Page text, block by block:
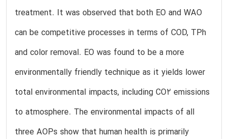
treatment. It was observed that both EO and WAO
can be competitive processes in terms of COD, TPh
and color removal. EO was found to be a more
environmentally friendly technique as it yields lower
total environmental impacts, including CO2 emissions
to atmosphere. The environmental impacts of all
three AOPs show that human health is primarily